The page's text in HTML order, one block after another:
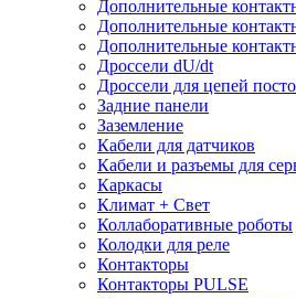
Дополнительные
Дополнительные
Дополнительные
Дроссели dU/dt
Дроссели для цепей
Задние панели
Заземление
Кабели для датчиков
Кабели и разъемы для
Каркасы
Климат + Свет
Коллаборативные роботы
Колодки для реле
Контакторы
Контакторы PULSE